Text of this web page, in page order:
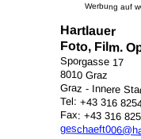
Werbung auf
Hartlauer
Foto, Film.
Sporgasse 17
8010 Graz
Graz - Innere
Tel: +43 316
Fax: +43 316